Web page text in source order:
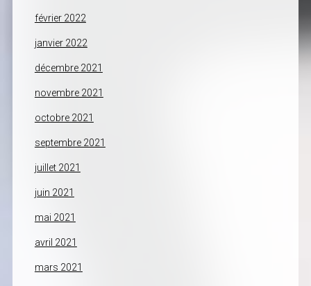
février 2022
janvier 2022
décembre 2021
novembre 2021
octobre 2021
septembre 2021
juillet 2021
juin 2021
mai 2021
avril 2021
mars 2021